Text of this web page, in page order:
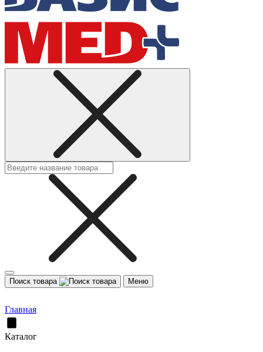
Поиск товара Меню
Главная
Каталог